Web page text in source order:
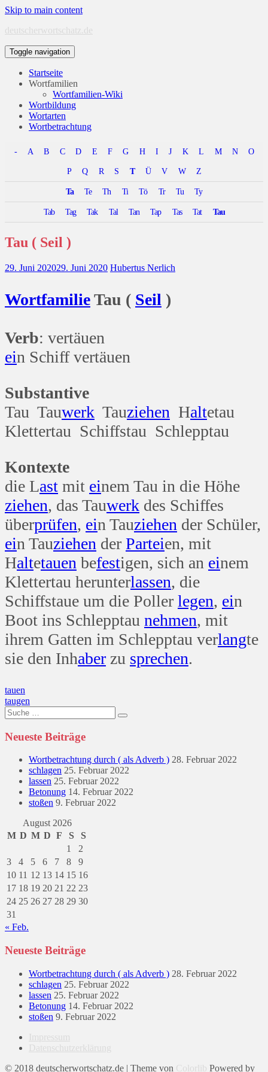
Skip to main content
deutscherwortschatz.de
Toggle navigation
Startseite
Wortfamilien
Wortfamilien-Wiki
Wortbildung
Wortarten
Wortbetrachtung
- A B C D E F G H I J K L M N O
P Q R S T Ü V W Z
Ta Te Th Ti Tö Tr Tu Ty
Tab Tag Tak Tal Tan Tap Tas Tat Tau
Tau ( Seil )
29. Juni 202029. Juni 2020 Hubertus Nerlich
WortfamilieTau ( Seil )
Verb: vertäuen
ein Schiff vertäuen
Substantive
Tau Tauwerk Tauziehen Haltetau
Klettertau Schiffstau Schlepptau
Kontexte
die Last mit einem Tau in die Höhe
ziehen, das Tauwerk des Schiffes
überprüfen, ein Tauziehen der Schüler,
ein Tauziehen der Parteien, mit
Haltetauen befestigen, sich an einem
Klettertau herunterlassen, die
Schiffstaue um die Poller legen, ein
Boot ins Schlepptau nehmen, mit
ihrem Gatten im Schlepptau verlangte
sie den Inhaber zu sprechen.
Beitragsnavigation
tauen
taugen
Suche
nach:
Neueste Beiträge
Wortbetrachtung durch ( als Adverb ) 28. Februar 2022
schlagen 25. Februar 2022
lassen 25. Februar 2022
Betonung 14. Februar 2022
stoßen 9. Februar 2022
August 2026
M D M D F S
S
1
2
3
4 5 6 7 8
9
10 11 12 13 14 15 16
17 18 19 20 21 22 23
24 25 26 27 28 29 30
31
« Feb.
Neueste Beiträge
Wortbetrachtung durch ( als Adverb ) 28. Februar 2022
schlagen 25. Februar 2022
lassen 25. Februar 2022
Betonung 14. Februar 2022
stoßen 9. Februar 2022
Impressum
Datenschutzerklärung
© 2018 deutscherwortschatz.de | Theme von Colorlib Powered by